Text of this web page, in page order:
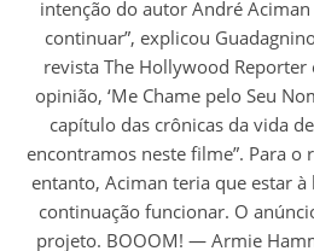
intenção do autor André
continuar”, explicou
revista The Hollywood Reporter
opinião, ‘Me Chame pelo Seu
capítulo das crônicas da vida
encontramos neste filme”. Para o
entanto, Aciman teria que estar
continuação funcionar. O
projeto. BOOOM! — Armie